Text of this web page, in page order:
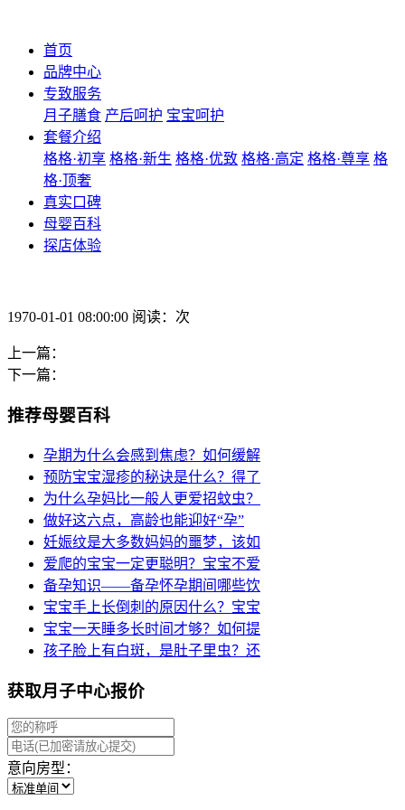
首页
品牌中心
专致服务
月子膳食 产后呵护 宝宝呵护
套餐介绍
格格·初享 格格·新生 格格·优致 格格·高定 格格·尊享 格
格·顶奢
真实口碑
母婴百科
探店体验
1970-01-01 08:00:00 阅读：次
上一篇：
下一篇：
推荐母婴百科
孕期为什么会感到焦虑？如何缓解
预防宝宝湿疹的秘诀是什么？得了
为什么孕妈比一般人更爱招蚊虫？
做好这六点，高龄也能迎好“孕”
妊娠纹是大多数妈妈的噩梦，该如
爱爬的宝宝一定更聪明？宝宝不爱
备孕知识——备孕怀孕期间哪些饮
宝宝手上长倒刺的原因什么？宝宝
宝宝一天睡多长时间才够？如何提
孩子脸上有白斑，是肚子里虫？还
获取月子中心报价
意向房型：